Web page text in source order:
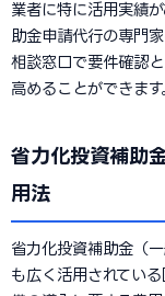
業者に特に活用実績
助金申請代行の専門
相談窓口で要件確認
高めることができます
省力化投資補助
用法
省力化投資補助金（
も広く活用されてい